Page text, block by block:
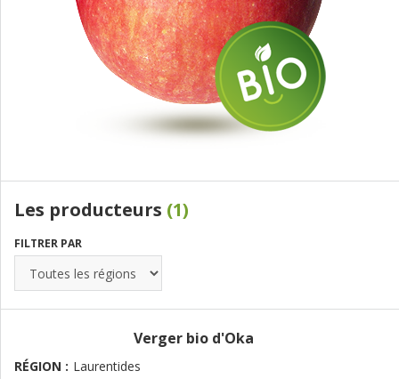
Les producteurs (1)
FILTRER PAR
Verger bio d'Oka
RÉGION : Laurentides